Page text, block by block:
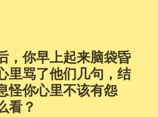
，你早上起来脑袋昏
里骂了他们几句，结
怪你心里不该有怨
看？